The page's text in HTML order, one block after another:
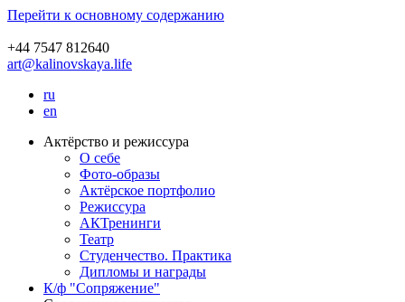
Перейти к основному содержанию
+44 7547 812640
art@kalinovskaya.life
ru
en
Актёрство и режиссура
О себе
Фото-образы
Актёрское портфолио
Режиссура
АКТренинги
Театр
Студенчество. Практика
Дипломы и награды
К/ф "Сопряжение"